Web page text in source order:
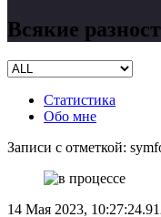
Всякие
Статистика
Обо мне
Записи с отметкой:
14 Мая 2023,